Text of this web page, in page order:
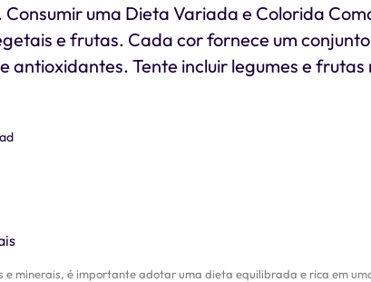
Consumir uma Dieta Variada e Colorida
e frutas. Cada cor fornece um
antioxidantes. Tente incluir legumes e frutas
minerais, é importante adotar uma dieta equilibrada e rica em